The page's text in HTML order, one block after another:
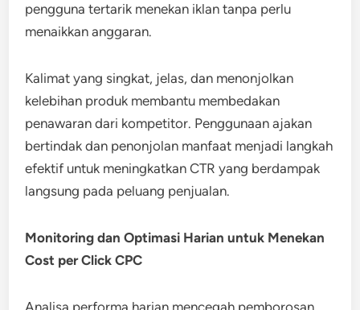
pengguna tertarik menekan iklan tanpa perlu
menaikkan anggaran.
Kalimat yang singkat, jelas, dan menonjolkan
kelebihan produk membantu membedakan
penawaran dari kompetitor. Penggunaan ajakan
bertindak dan penonjolan manfaat menjadi langkah
efektif untuk meningkatkan CTR yang berdampak
langsung pada peluang penjualan.
Monitoring dan Optimasi Harian untuk Menekan
Cost per Click CPC